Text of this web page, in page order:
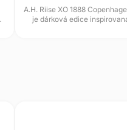
A.H. Riise XO 1888
je dárková edice